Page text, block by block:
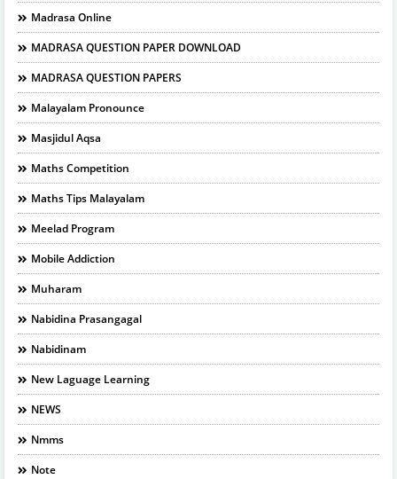
Madrasa Online
MADRASA QUESTION PAPER DOWNLOAD
MADRASA QUESTION PAPERS
Malayalam Pronounce
Masjidul Aqsa
Maths Competition
Maths Tips Malayalam
Meelad Program
Mobile Addiction
Muharam
Nabidina Prasangagal
Nabidinam
New Laguage Learning
NEWS
Nmms
Note